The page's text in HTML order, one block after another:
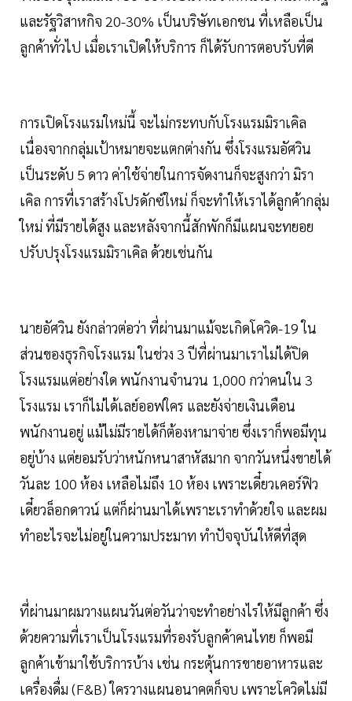
และรัฐวิสาหกิจ 20-30% เป็นบริษัทเอกชน ที่เหลือเป็น
ลูกค้าทั่วไป เมื่อเราเปิดให้บริการ ก็ได้รับการตอบรับที่ดี
การเปิดโรงแรมใหม่นี้ จะไม่กระทบกับโรงแรมมิราเคิล
เนื่องจากกลุ่มเป้าหมายจะแตกต่างกัน ซึ่งโรงแรมอัศวิน
เป็นระดับ 5 ดาว ค่าใช้จ่ายในการจัดงานก็จะสูงกว่า มิรา
เคิล การที่เราสร้างโปรดักซ์ใหม่ ก็จะทำให้เราได้ลูกค้ากลุ่ม
ใหม่ ที่มีรายได้สูง และหลังจากนี้สักพักก็มีแผนจะทยอย
ปรับปรุงโรงแรมมิราเคิล ด้วยเช่นกัน
นายอัศวิน ยังกล่าวต่อว่า ที่ผ่านมาแม้จะเกิดโควิด-19 ใน
ส่วนของธุรกิจโรงแรม ในช่วง 3 ปีที่ผ่านมาเราไม่ได้ปิด
โรงแรมแต่อย่างใด พนักงานจำนวน 1,000 กว่าคนใน 3
โรงแรม เราก็ไม่ได้เลย์ออฟใคร และยังจ่ายเงินเดือน
พนักงานอยู่ แม้ไม่มีรายได้ก็ต้องหามาจ่าย ซึ่งเราก็พอมีทุน
อยู่บ้าง แต่ยอมรับว่าหนักหนาสาหัสมาก จากวันหนึ่งขายได้
วันละ 100 ห้อง เหลือไม่ถึง 10 ห้อง เพราะเดี๋ยวเคอร์ฟิว
เดี๋ยวล็อกดาวน์ แต่ก็ผ่านมาได้เพราะเราทำด้วยใจ และผม
ทำอะไรจะไม่อยู่ในความประมาท ทำปัจจุบันให้ดีที่สุด
ที่ผ่านมาผมวางแผนวันต่อวันว่าจะทำอย่างไรให้มีลูกค้า ซึ่ง
ด้วยความที่เราเป็นโรงแรมที่รองรับลูกค้าคนไทย ก็พอมี
ลูกค้าเข้ามาใช้บริการบ้าง เช่น กระตุ้นการขายอาหารและ
เครื่องดื่ม (F&B) ใครวางแผนอนาคตก็จบ เพราะโควิดไม่มี